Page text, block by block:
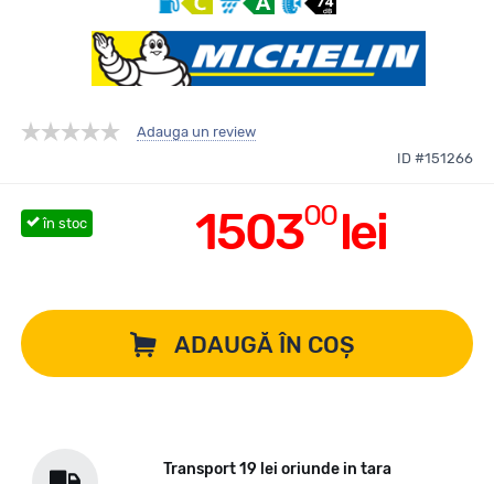
Adauga un review
ID #151266
150300lei
în stoc
ADAUGĂ ÎN COȘ
Transport 19 lei oriunde in tara